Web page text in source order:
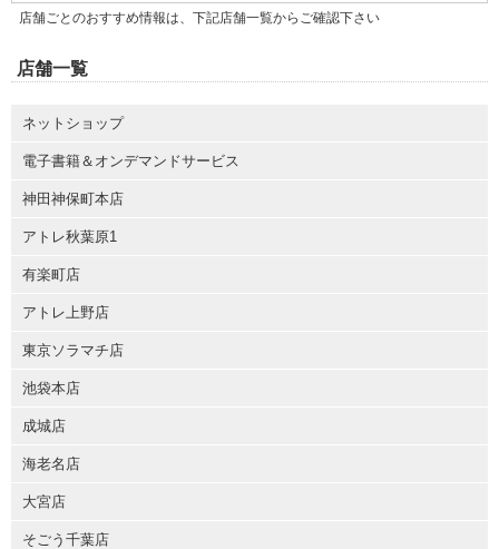
店舗ごとのおすすめ情報は、下記店舗一覧からご確認下さい
店舗一覧
ネットショップ
電子書籍＆オンデマンドサービス
神田神保町本店
アトレ秋葉原1
有楽町店
アトレ上野店
東京ソラマチ店
池袋本店
成城店
海老名店
大宮店
そごう千葉店